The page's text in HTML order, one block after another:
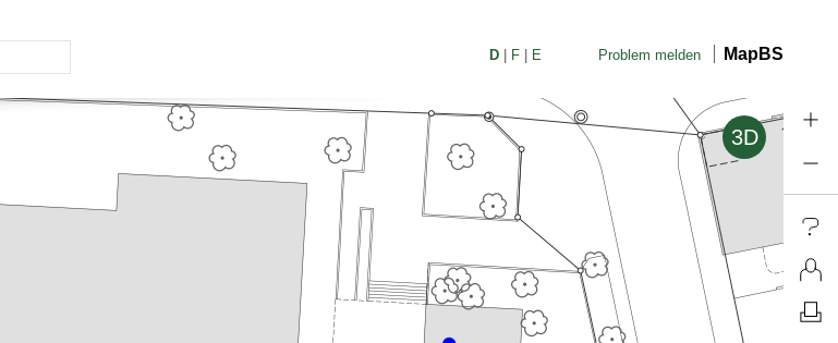
D F E Problem melden MapBS
3D